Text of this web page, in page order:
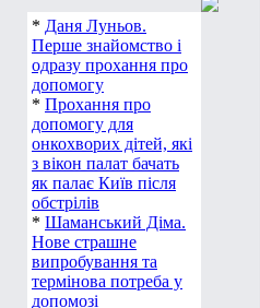
* Даня Луньов.
Перше знайомство і
одразу прохання про
допомогу
* Прохання про
допомогу для
онкохворих дітей, які
з вікон палат бачать
як палає Київ після
обстрілів
* Шаманський Діма.
Нове страшне
випробування та
термінова потреба у
допомозі